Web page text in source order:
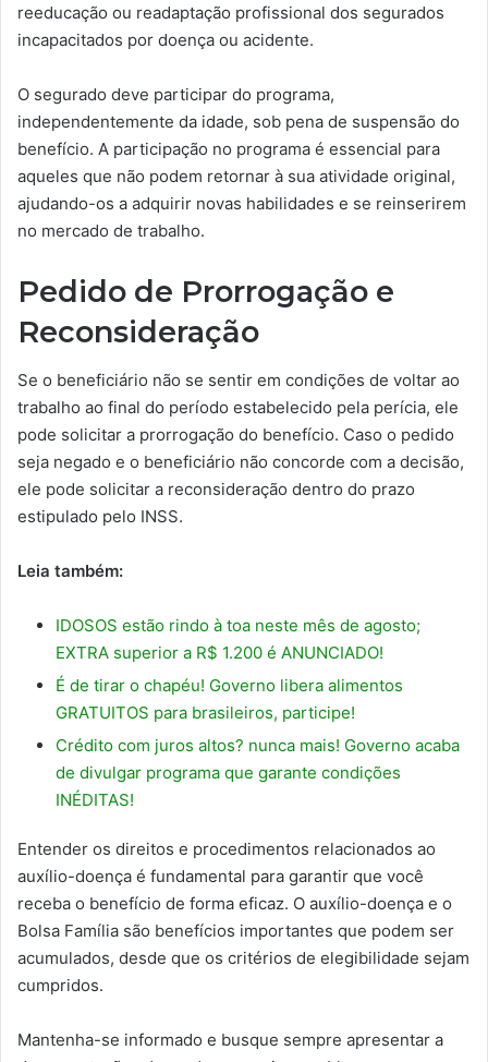
reeducação ou readaptação profissional dos segurados
incapacitados por doença ou acidente.
O segurado deve participar do programa,
independentemente da idade, sob pena de suspensão do
benefício. A participação no programa é essencial para
aqueles que não podem retornar à sua atividade original,
ajudando-os a adquirir novas habilidades e se reinserirem
no mercado de trabalho.
Pedido de Prorrogação e
Reconsideração
Se o beneficiário não se sentir em condições de voltar ao
trabalho ao final do período estabelecido pela perícia, ele
pode solicitar a prorrogação do benefício. Caso o pedido
seja negado e o beneficiário não concorde com a decisão,
ele pode solicitar a reconsideração dentro do prazo
estipulado pelo INSS.
Leia também:
IDOSOS estão rindo à toa neste mês de agosto;
EXTRA superior a R$ 1.200 é ANUNCIADO!
É de tirar o chapéu! Governo libera alimentos
GRATUITOS para brasileiros, participe!
Crédito com juros altos? nunca mais! Governo acaba
de divulgar programa que garante condições
INÉDITAS!
Entender os direitos e procedimentos relacionados ao
auxílio-doença é fundamental para garantir que você
receba o benefício de forma eficaz. O auxílio-doença e o
Bolsa Família são benefícios importantes que podem ser
acumulados, desde que os critérios de elegibilidade sejam
cumpridos.
Mantenha-se informado e busque sempre apresentar a